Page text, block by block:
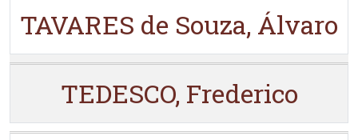
TAVARES de Souza, Álvaro
TEDESCO, Frederico